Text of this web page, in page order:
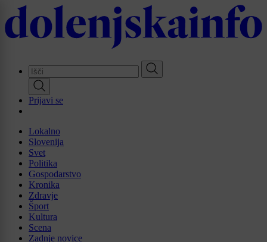
Skip
to
main
Prijavi se
Lokalno
Slovenija
Svet
Politika
Gospodarstvo
Kronika
Zdravje
Šport
Kultura
Scena
Zadnje novice